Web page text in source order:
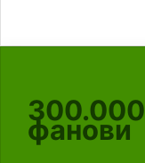
300.000
фанови